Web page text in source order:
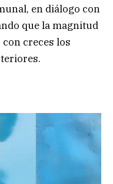
en diálogo con
que la magnitud
creces los